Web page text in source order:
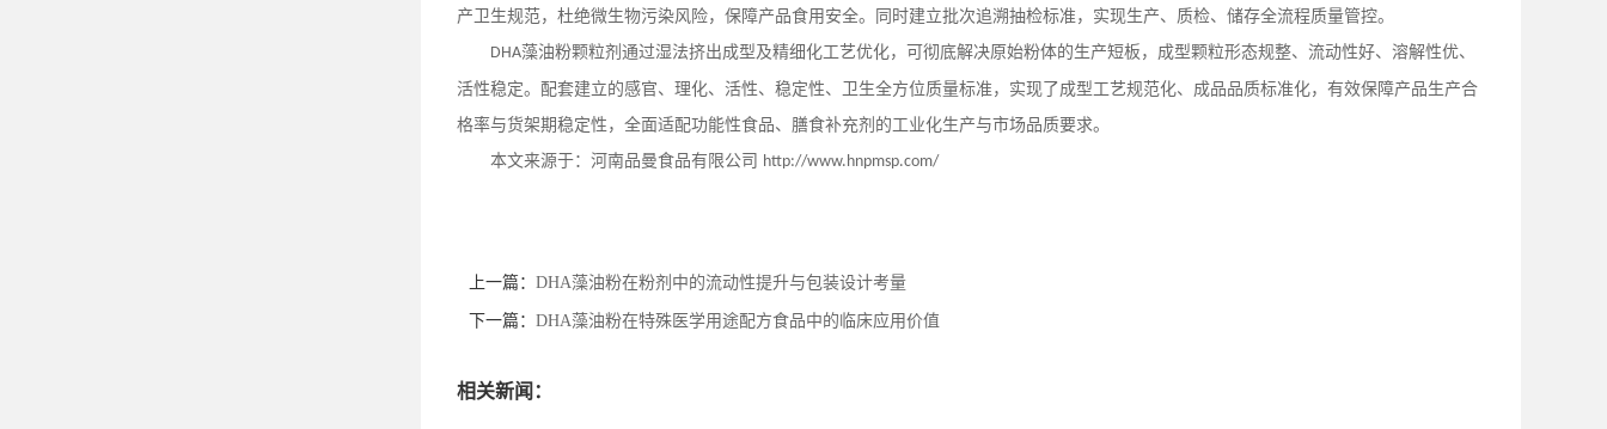
产卫生规范，杜绝微生物污染风险，保障产品食用安全。同时建立批次追溯抽检标准，实现生产、质检、储存全流程质量管控。
DHA藻油粉颗粒剂通过湿法挤出成型及精细化工艺优化，可彻底解决原始粉体的生产短板，成型颗粒形态规整、流动性好、溶解性优、
活性稳定。配套建立的感官、理化、活性、稳定性、卫生全方位质量标准，实现了成型工艺规范化、成品品质标准化，有效保障产品生产合
格率与货架期稳定性，全面适配功能性食品、膳食补充剂的工业化生产与市场品质要求。
本文来源于：河南品曼食品有限公司 http://www.hnpmsp.com/
上一篇： DHA藻油粉在粉剂中的流动性提升与包装设计考量
下一篇： DHA藻油粉在特殊医学用途配方食品中的临床应用价值
相关新闻：